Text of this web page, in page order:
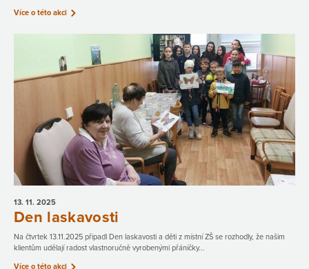
Více o této akci
13. 11. 2025
Den laskavosti
Na čtvrtek 13.11.2025 připadl Den laskavosti a děti z místní ZŠ se rozhodly, že našim
klientům udělají radost vlastnoručně vyrobenými přáníčky...
Více o této akci